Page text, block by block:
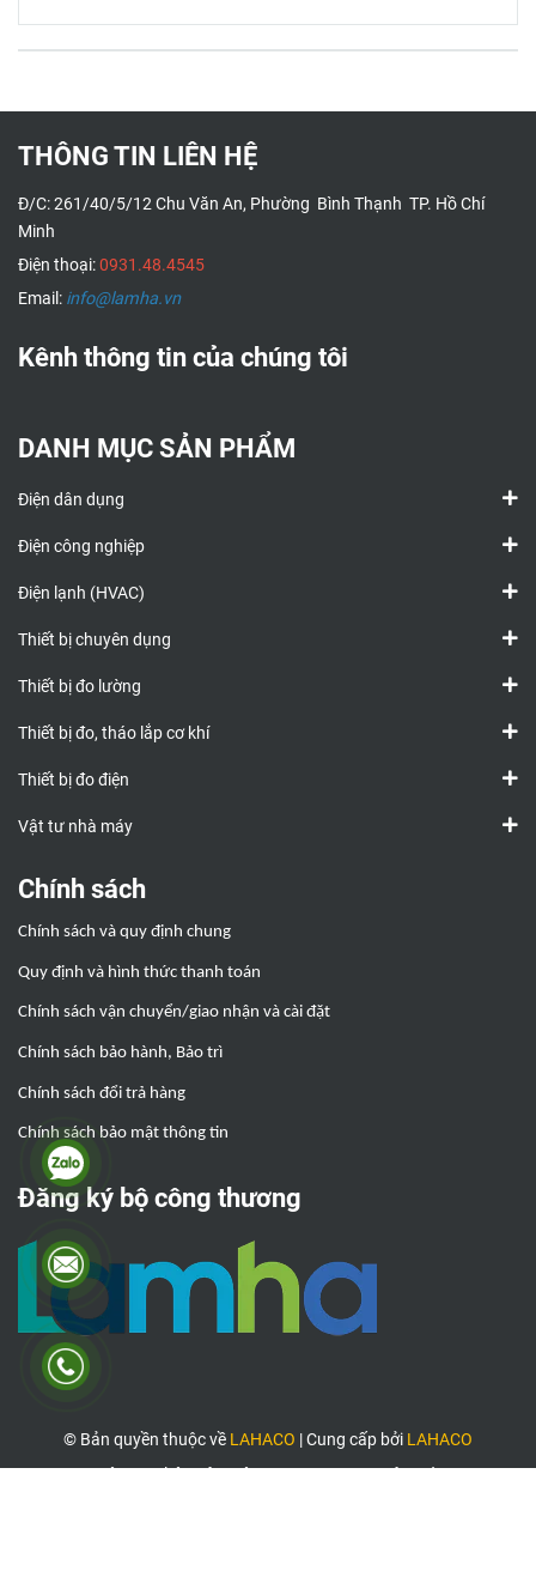
THÔNG TIN LIÊN HỆ
Đ/C: 261/40/5/12 Chu Văn An, Phường Bình Thạnh TP. Hồ Chí
Minh
Điện thoại:0931.48.4545
Email: info@lamha.vn
Kênh thông tin của chúng tôi
DANH MỤC SẢN PHẨM
Điện dân dụng
Điện công nghiệp
Điện lạnh (HVAC)
Thiết bị chuyên dụng
Thiết bị đo lường
Thiết bị đo, tháo lắp cơ khí
Thiết bị đo điện
Vật tư nhà máy
Chính sách
Chính sách và quy định chung
Quy định và hình thức thanh toán
Chính sách vận chuyển/giao nhận và cài đặt
Chính sách bảo hành, Bảo trì
Chính sách đổi trả hàng
Chính sách bảo mật thông tin
Đăng ký bộ công thương
© Bản quyền thuộc về LAHACO |Cung cấp bởi LAHACO